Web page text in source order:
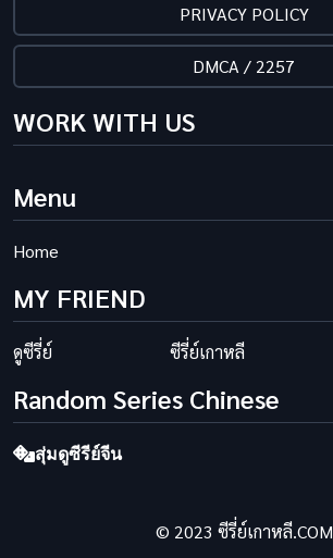
PRIVACY POLICY
DMCA / 2257
WORK WITH US
Menu
Home
MY FRIEND
ดูซีรี่ย์ ซีรี่ย์เกาหลี
Random Series Chinese
สุ่มดูซีรีย์จีน
© 2023 ซีรี่ย์เกาหลี.COM